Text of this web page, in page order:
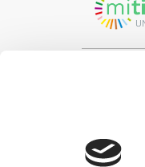
•
•
•